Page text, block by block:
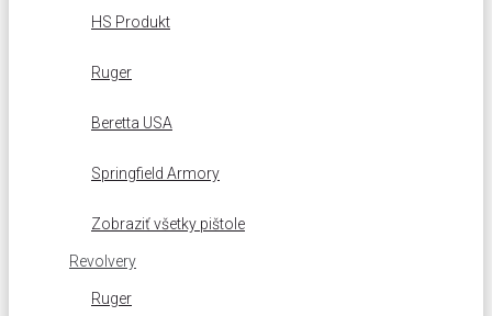
HS Produkt
Ruger
Beretta USA
Springfield Armory
Zobraziť všetky pištole
Revolvery
Ruger